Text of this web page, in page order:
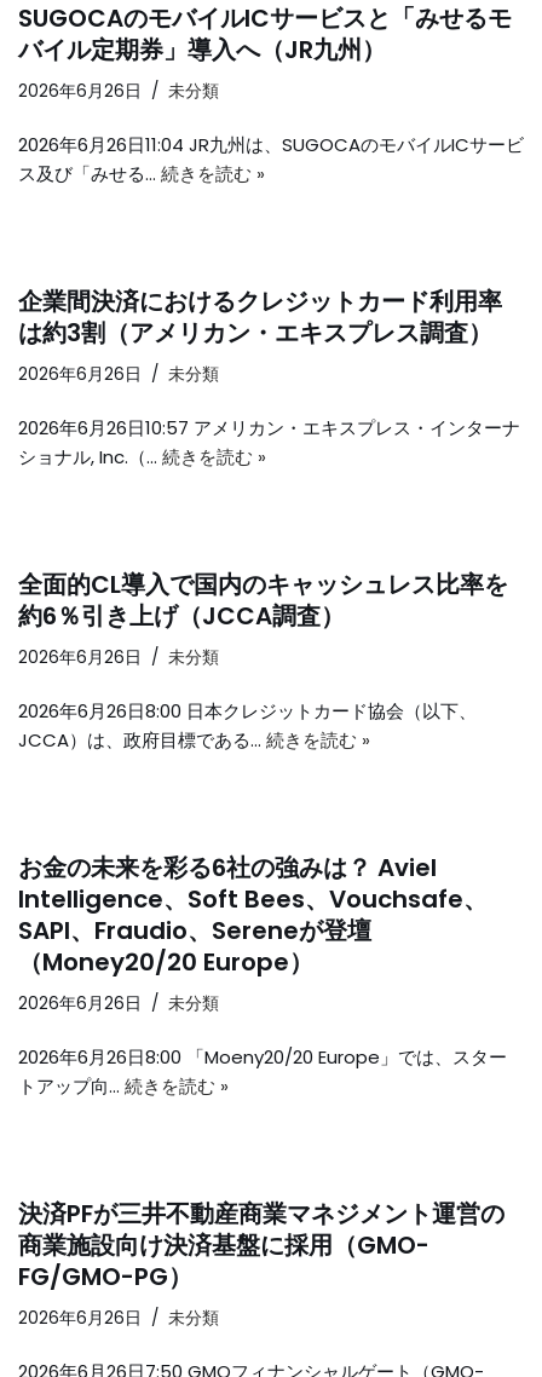
SUGOCAのモバイルICサービスと「みせるモ
バイル定期券」導入へ（JR九州）
2026年6月26日 未分類
2026年6月26日11:04 JR九州は、SUGOCAのモバイルICサービ
ス及び「みせる… 続きを読む »
企業間決済におけるクレジットカード利用率
は約3割（アメリカン・エキスプレス調査）
2026年6月26日 未分類
2026年6月26日10:57 アメリカン・エキスプレス・インターナ
ショナル, Inc.（… 続きを読む »
全面的CL導入で国内のキャッシュレス比率を
約6％引き上げ（JCCA調査）
2026年6月26日 未分類
2026年6月26日8:00 日本クレジットカード協会（以下、
JCCA）は、政府目標である… 続きを読む »
お金の未来を彩る6社の強みは？ Aviel
Intelligence、Soft Bees、Vouchsafe、
SAPI、Fraudio、Sereneが登壇
（Money20/20 Europe）
2026年6月26日 未分類
2026年6月26日8:00 「Moeny20/20 Europe」では、スター
トアップ向… 続きを読む »
決済PFが三井不動産商業マネジメント運営の
商業施設向け決済基盤に採用（GMO-
FG/GMO-PG）
2026年6月26日 未分類
2026年6月26日7:50 GMOフィナンシャルゲート（GMO-